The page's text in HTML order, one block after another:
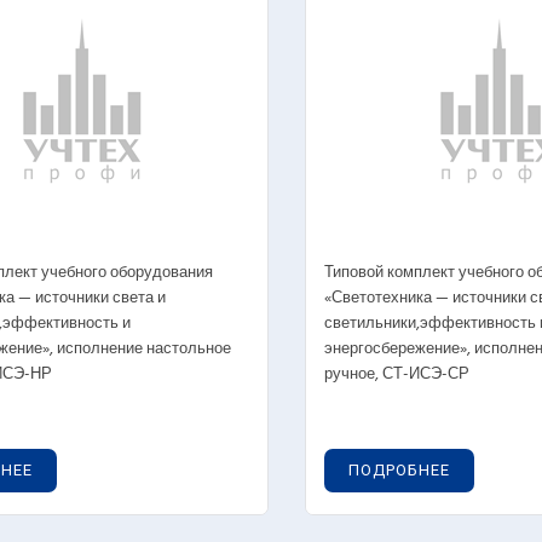
электроснабжения
в системах
и наладка электрооборудования
стенды по электроэнергетике
стенды по ТЭЦ и ГЭС
макеты по энергетике
пособия
лаборатории
Готовые
учебного оборудования
— источники света и
и
исполнение настольное
НР
Типовой комплект учебного
«Светотехника — источники
светильники,эффективность
энергосбережение»,
ручное, СТ-ИСЭ-СР
ПОДРОБНЕЕ